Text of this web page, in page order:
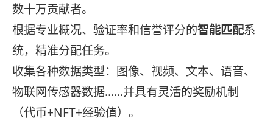
数十万贡献者。
根据专业概况、验证率和信誉评分的智能匹配系
统，精准分配任务。
收集各种数据类型：图像、视频、文本、语音、
物联网传感器数据……并具有灵活的奖励机制
（代币+NFT+经验值）。